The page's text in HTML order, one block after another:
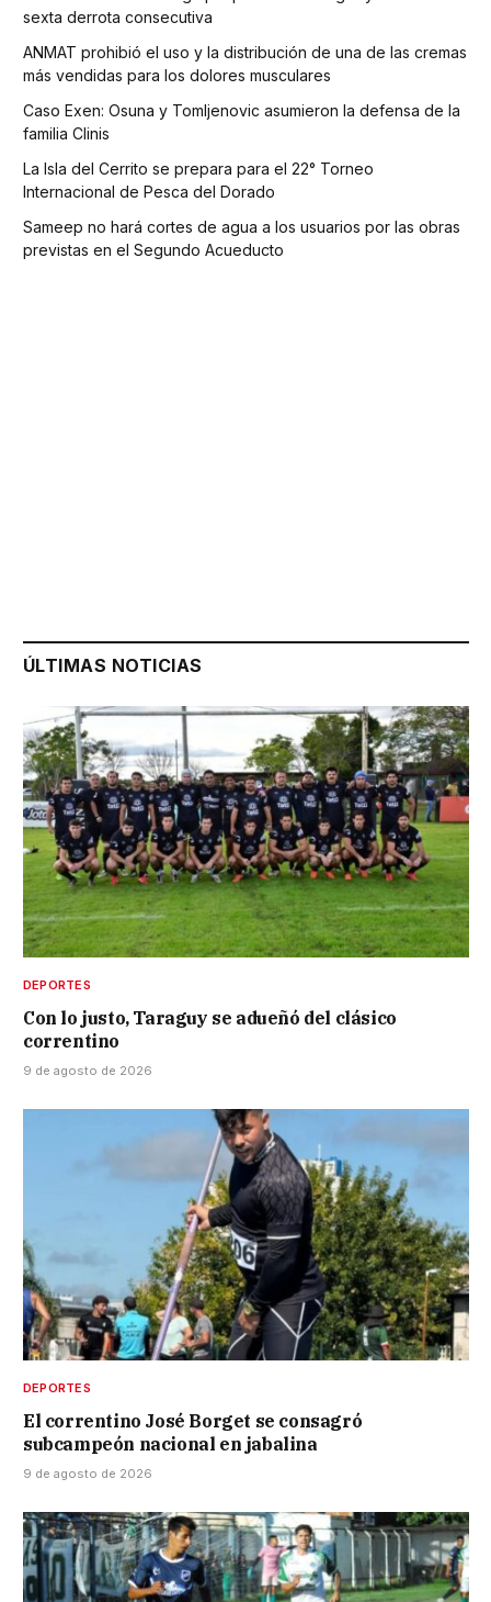
sexta derrota consecutiva
ANMAT prohibió el uso y la distribución de una de las cremas
más vendidas para los dolores musculares
Caso Exen: Osuna y Tomljenovic asumieron la defensa de la
familia Clinis
La Isla del Cerrito se prepara para el 22° Torneo
Internacional de Pesca del Dorado
Sameep no hará cortes de agua a los usuarios por las obras
previstas en el Segundo Acueducto
ÚLTIMAS NOTICIAS
DEPORTES
Con lo justo, Taraguy se adueñó del clásico
correntino
9 de agosto de 2026
DEPORTES
El correntino José Borget se consagró
subcampeón nacional en jabalina
9 de agosto de 2026